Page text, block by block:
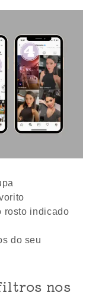
rosto indicado
do seu
nos